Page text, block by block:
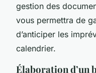
gestion des
vous permettra de
d’anticiper les
calendrier.
Élaboration d’un